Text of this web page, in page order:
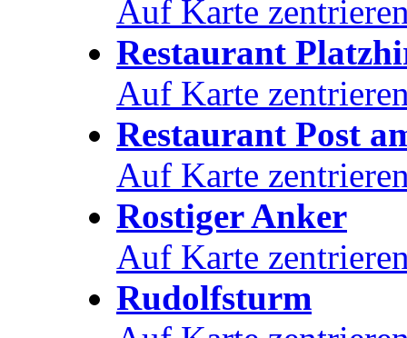
Auf Karte
Restaurant
Auf Karte
Restaurant Post
Auf Karte
Rostiger Anker
Auf Karte
Rudolfsturm